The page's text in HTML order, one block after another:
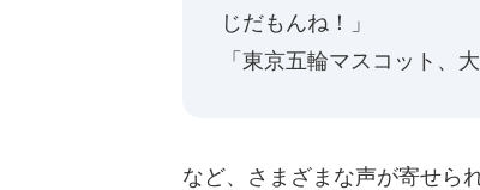
じだもんね！」
「東京五輪マスコット、
など、さまざまな声が寄せら